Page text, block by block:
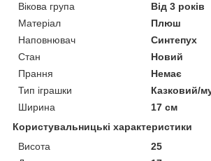
Вікова група
Від 3 років
Матеріал
Плюш
Наповнювач
Синтепух
Стан
Новий
Прання
Немає
Тип іграшки
Казковий/
Ширина
17 см
Користувальницькі характеристики
Висота
25